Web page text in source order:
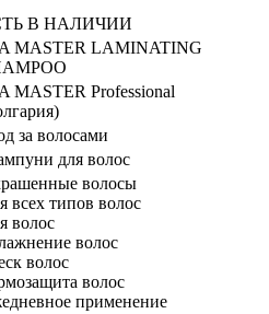
В НАЛИЧИИ
MASTER LAMINATING
MASTER Professional
за волосами
для волос
волосы
всех типов волос
волос
волос
волос
волос
применение